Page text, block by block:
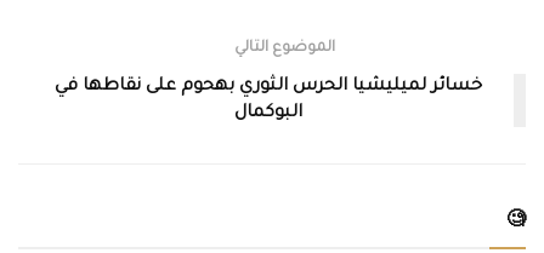
الموضوع التالي
خسائر لميليشيا الحرس الثوري بهحوم على نقاطها في
البوكمال
🧐